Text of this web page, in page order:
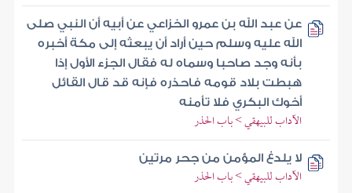
عن عبد الله بن عمرو الخزاعي عن أبيه أن النبي صلى
الله عليه وسلم حين أراد أن يبعثه إلى مكة أخبره
بأنه وجد صاحبا وسماه له فقال الجزء الأول إذا
هبطت بلاد قومه فاحذره فإنه قد قال القائل
أخوك البكري فلا تأمنه
الآداب للبيهقي > باب الحذر
لا يلدغ المؤمن من جحر مرتين
الآداب للبيهقي > باب الحذر